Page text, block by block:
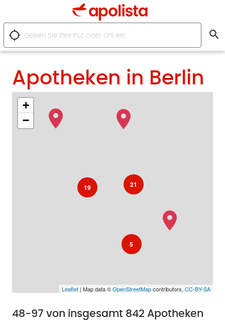
location_searching search
Apotheken in Berlin
21
19
5
+
−
Leaflet | Map data ©OpenStreetMapcontributors,CC-BY-SA
48-97 von insgesamt 842 Apotheken